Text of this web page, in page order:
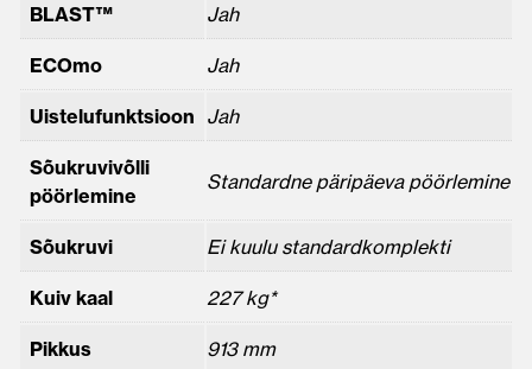
BLAST™ Jah
ECOmo Jah
Uistelufunktsioon Jah
Sõukruvivõlli
pöörlemine
Standardne päripäeva pöörlemine
Sõukruvi Ei kuulu standardkomplekti
Kuiv kaal 227 kg*
Pikkus 913 mm